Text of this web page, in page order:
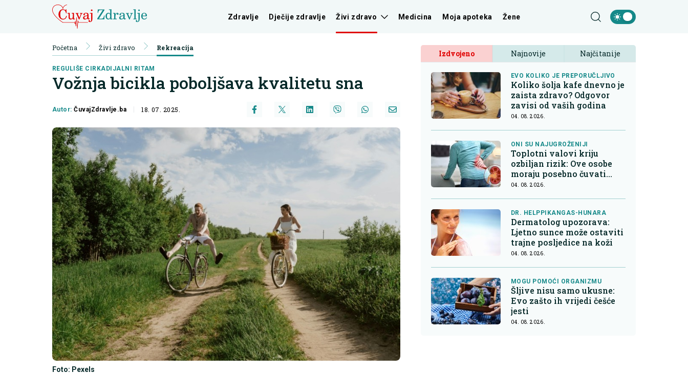
Zdravlje Dječije zdravlje Živi zdravo Medicina Moja apoteka Žene
Početna Živi zdravo Rekreacija
REGULIŠE CIRKADIJALNI RITAM
Vožnja bicikla poboljšava kvalitetu sna
Autor:ČuvajZdravlje.ba 18. 07. 2025.
Foto: Pexels
Izdvojeno Najnovije Najčitanije
EVO KOLIKO JE PREPORUČLJIVO
Koliko šolja kafe dnevno je
zaista zdravo? Odgovor
zavisi od vaših godina
04. 08. 2026.
ONI SU NAJUGROŽENIJI
Toplotni valovi kriju
ozbiljan rizik: Ove osobe
moraju posebno čuvati
bubrege
04. 08. 2026.
DR. HELPPIKANGAS-HUNARA
Dermatolog upozorava:
Ljetno sunce može ostaviti
trajne posljedice na koži
04. 08. 2026.
MOGU POMOĆI ORGANIZMU
Šljive nisu samo ukusne:
Evo zašto ih vrijedi češće
jesti
04. 08. 2026.